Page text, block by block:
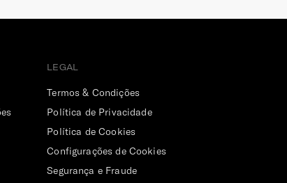
LEGAL
Termos & Condições
Política de Privacidade
Política de Cookies
Configurações de Cookies
Segurança e Fraude